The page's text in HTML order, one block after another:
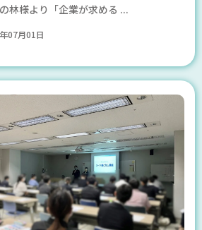
林様より「企業が求める ...
07月01日